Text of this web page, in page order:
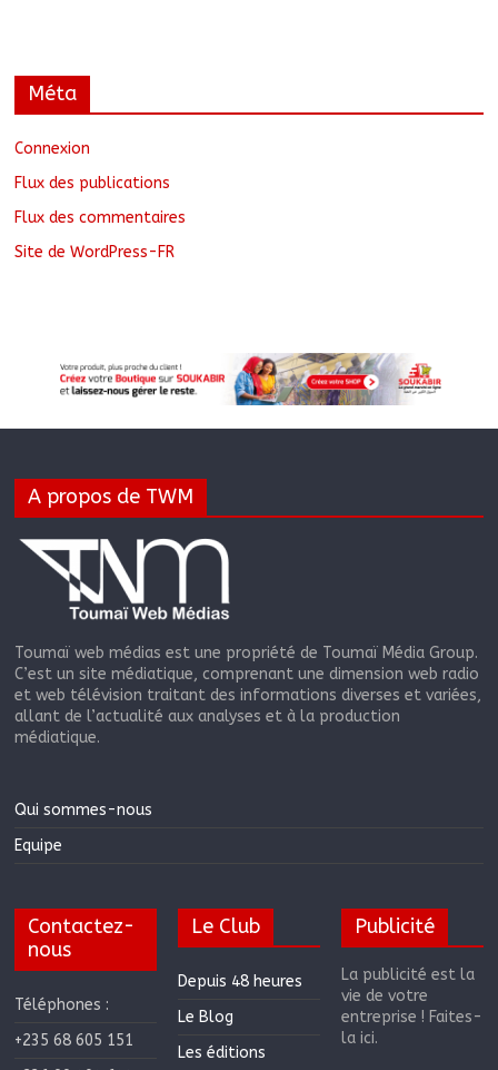
Méta
Connexion
Flux des publications
Flux des commentaires
Site de WordPress-FR
A propos de TWM
Toumaï web médias est une propriété de Toumaï Média Group.
C’est un site médiatique, comprenant une dimension web radio
et web télévision traitant des informations diverses et variées,
allant de l’actualité aux analyses et à la production
médiatique.
Qui sommes-nous
Equipe
Contactez-
nous
Téléphones :
+235 68 605 151
Le Club
Depuis 48 heures
Le Blog
Les éditions
Publicité
La publicité est la
vie de votre
entreprise ! Faites-
la ici.